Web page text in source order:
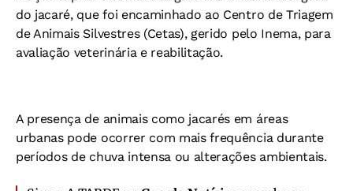
do jacaré, que foi encaminhado ao Centro de Triagem
de Animais Silvestres (Cetas), gerido pelo Inema, para
avaliação veterinária e reabilitação.
A presença de animais como jacarés em áreas
urbanas pode ocorrer com mais frequência durante
períodos de chuva intensa ou alterações ambientais.